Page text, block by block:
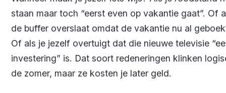
staan maar toch “eerst even op vakantie gaat”. Of
de buffer overslaat omdat de vakantie nu al
Of als je jezelf overtuigt dat die nieuwe televisie
investering” is. Dat soort redeneringen klinken
de zomer, maar ze kosten je later geld.